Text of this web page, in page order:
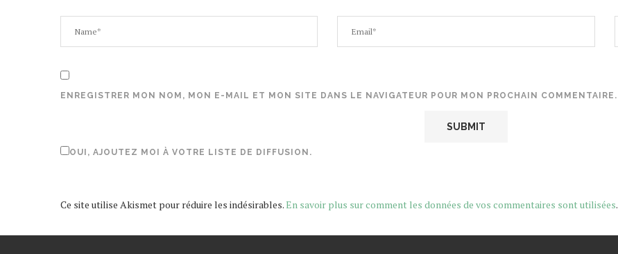
ENREGISTRER MON NOM, MON E-MAIL ET MON SITE DANS LE NAVIGATEUR POUR MON PROCHAIN COMMENTAIRE.
OUI, AJOUTEZ MOI À VOTRE LISTE DE DIFFUSION.
Ce site utilise Akismet pour réduire les indésirables.En savoir plus sur comment les données de vos commentaires sont utilisées.